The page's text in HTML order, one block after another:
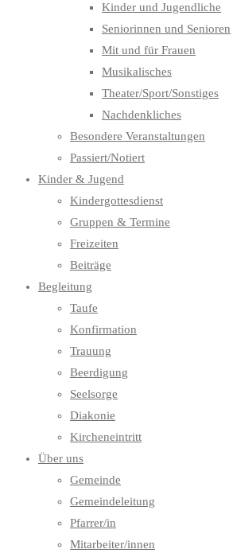
Kinder und Jugendliche
Seniorinnen und Senioren
Mit und für Frauen
Musikalisches
Theater/Sport/Sonstiges
Nachdenkliches
Besondere Veranstaltungen
Passiert/Notiert
Kinder & Jugend
Kindergottesdienst
Gruppen & Termine
Freizeiten
Beiträge
Begleitung
Taufe
Konfirmation
Trauung
Beerdigung
Seelsorge
Diakonie
Kircheneintritt
Über uns
Gemeinde
Gemeindeleitung
Pfarrer/in
Mitarbeiter/innen